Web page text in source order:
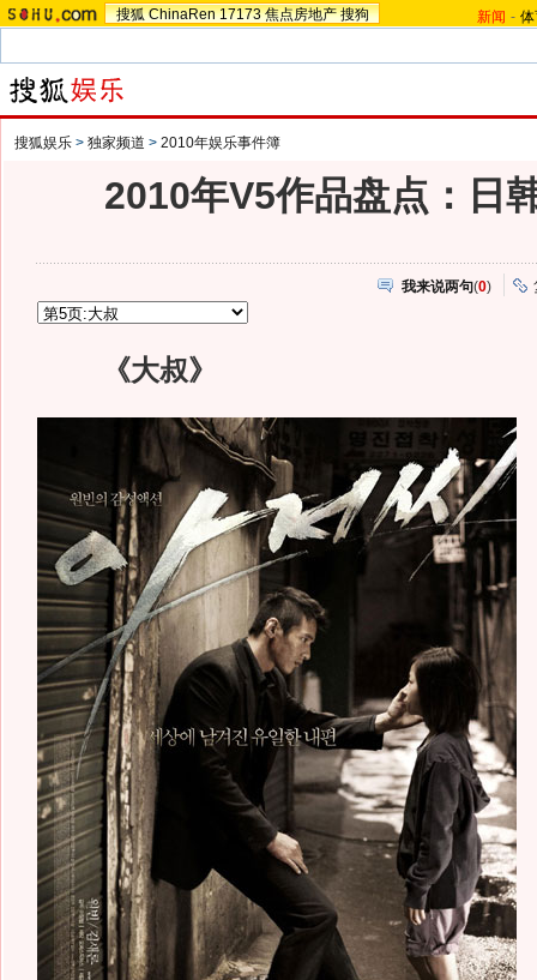
搜狐 ChinaRen 17173 焦点房地产 搜狗 新闻 -
搜狐娱乐 > 独家频道 > 2010年娱乐事件簿
2010年V5作品盘点：日
我来说两句(0)
《大叔》